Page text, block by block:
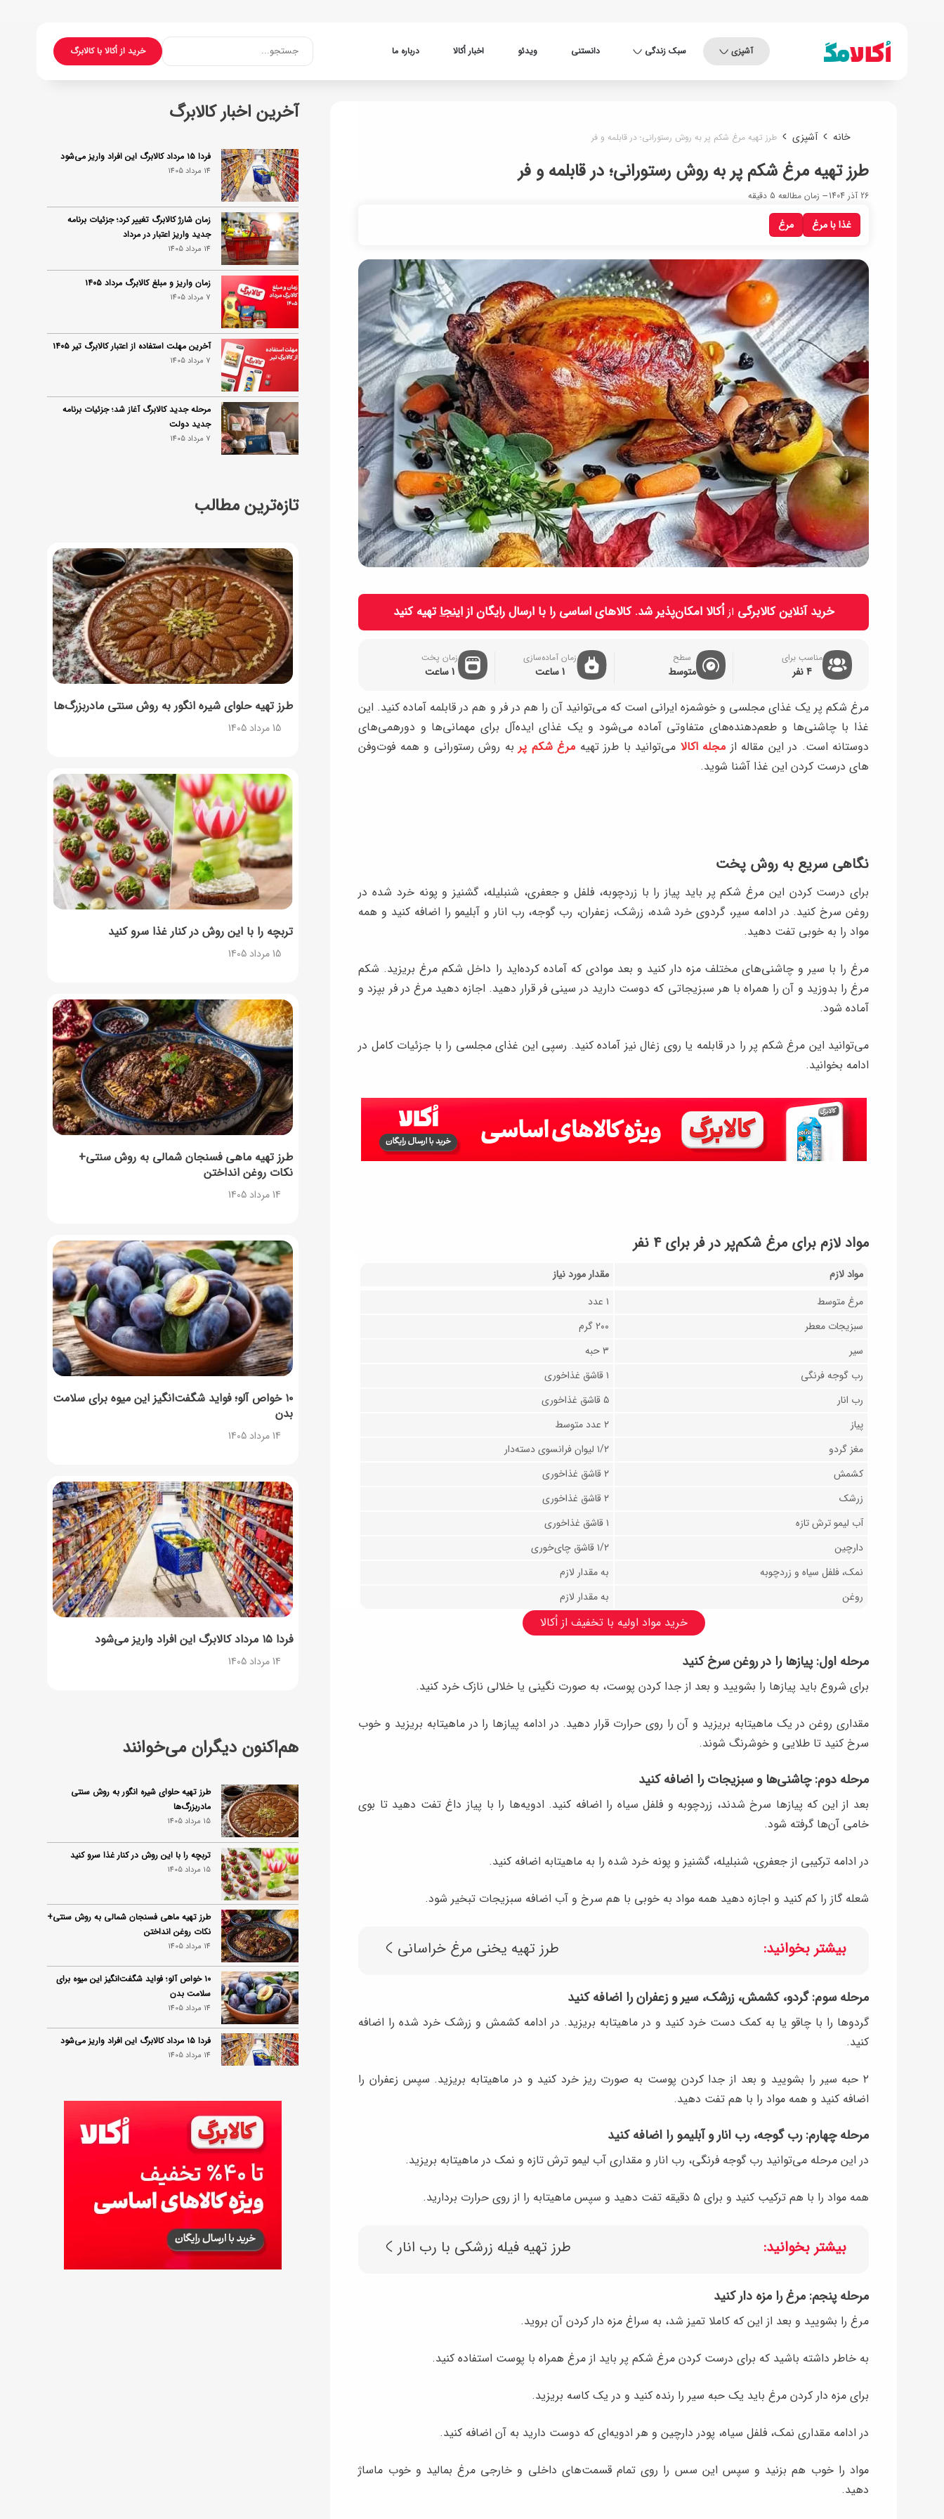
آشپزی سبک زندگی دانستنی ویدئو اخبار اُکالا درباره ما خرید از اُکالا با کالابرگجستجو...
خانه آشپزی طرز تهیه مرغ شکم پر به روش رستورانی؛ در قابلمه و فر
غذا با مرغ مرغ
طرز تهیه مرغ شکم پر به روش رستورانی؛ در قابلمه و فر
26 آذر 1404 زمان مطالعه 5 دقیقه
خرید آنلاین کالابرگی ازاُکالا امکان‌پذیر شد. کالاهای اساسی را با ارسال رایگان ازاینجاتهیه کنید
مناسب برای
4 نفر
سطح
متوسط
زمان آماده‌سازی
1 ساعت
زمان پخت
1 ساعت
مرغ شکم پر یک غذای مجلسی و خوشمزه ایرانی است که می‌توانید آن را هم در فر و هم در قابلمه آماده کنید. این
غذا با چاشنی‌ها و طعم‌دهنده‌های متفاوتی آماده می‌شود و یک غذای ایده‌آل برای مهمانی‌ها و دورهمی‌های
دوستانه است. در این مقاله از مجله اکالا می‌توانید با طرز تهیه مرغ شکم پربه روش رستورانی و همه فوت‌وفن‌
های درست کردن این غذا آشنا شوید.
نگاهی سریع به روش پخت
برای درست کردن این مرغ شکم پر باید پیاز را با زردچوبه، فلفل و جعفری، شنبلیله، گشنیز و پونه خرد شده در
روغن سرخ کنید. در ادامه سیر، گردوی خرد شده، زرشک، زعفران، رب گوجه، رب انار و آبلیمو را اضافه کنید و همه
مواد را به خوبی تفت دهید.
مرغ را با سیر و چاشنی‌های مختلف مزه دار کنید و بعد موادی که آماده کرده‌اید را داخل شکم مرغ بریزید. شکم
مرغ را بدوزید و آن را همراه با هر سبزیجاتی که دوست دارید در سینی فر قرار دهید. اجازه دهید مرغ در فر بپزد و
آماده شود.
می‌توانید این مرغ شکم پر را در قابلمه یا روی زغال نیز آماده کنید. رسپی این غذای مجلسی را با جزئیات کامل در
ادامه بخوانید.
مواد لازم برای مرغ شکم‌پر در فر برای ۴ نفر
مواد لازم
مقدار مورد نیاز
مرغ متوسط
۱ عدد
سبزیجات معطر
۲۰۰ گرم
سیر
۳ حبه
رب گوجه فرنگی
۱ قاشق غذاخوری
رب انار
۵ قاشق غذاخوری
پیاز
۲ عدد متوسط
مغز گردو
۱/۲ لیوان فرانسوی دسته‌دار
کشمش
۲ قاشق غذاخوری
زرشک
۲ قاشق غذاخوری
آب لیمو ترش تازه
۱ قاشق غذاخوری
دارچین
۱/۲ قاشق چای‌خوری
نمک، فلفل سیاه و زردچوبه
به مقدار لازم
روغن
به مقدار لازم
خرید مواد اولیه با تخفیف از اُکالا
مرحله اول: پیازها را در روغن سرخ کنید
برای شروع باید پیازها را بشویید و بعد از جدا کردن پوست، به صورت نگینی یا خلالی نازک خرد کنید.
مقداری روغن در یک ماهیتابه بریزید و آن را روی حرارت قرار دهید. در ادامه پیازها را در ماهیتابه بریزید و خوب
سرخ کنید تا طلایی و خوشرنگ شوند.
مرحله دوم: چاشنی‌ها و سبزیجات را اضافه کنید
بعد از این که پیازها سرخ شدند، زردچوبه و فلفل سیاه را اضافه کنید. ادویه‌ها را با پیاز داغ تفت دهید تا بوی
خامی آن‌ها گرفته شود.
در ادامه ترکیبی از جعفری، شنبلیله، گشنیز و پونه خرد شده را به ماهیتابه اضافه کنید.
شعله گاز را کم کنید و اجازه دهید همه مواد به خوبی با هم سرخ و آب اضافه سبزیجات تبخیر شود.
بیشتر بخوانید: طرز تهیه یخنی مرغ خراسانی
مرحله سوم: گردو، کشمش، زرشک، سیر و زعفران را اضافه کنید
گردوها را با چاقو یا به کمک دست خرد کنید و در ماهیتابه بریزید. در ادامه کشمش و زرشک خرد شده را اضافه
کنید.
۲ حبه سیر را بشویید و بعد از جدا کردن پوست به صورت ریز خرد کنید و در ماهیتابه بریزید. سپس زعفران را
اضافه کنید و همه مواد را با هم تفت دهید.
مرحله چهارم: رب گوجه، رب انار و آبلیمو را اضافه کنید
در این مرحله می‌توانید رب گوجه فرنگی، رب انار و مقداری آب لیمو ترش تازه و نمک در ماهیتابه بریزید.
همه مواد را با هم ترکیب کنید و برای ۵ دقیقه تفت دهید و سپس ماهیتابه را از روی حرارت بردارید.
بیشتر بخوانید: طرز تهیه فیله زرشکی با رب انار
مرحله پنجم: مرغ را مزه دار کنید
مرغ را بشویید و بعد از این که کاملا تمیز شد، به سراغ مزه دار کردن آن بروید.
به خاطر داشته باشید که برای درست کردن مرغ شکم پر باید از مرغ همراه با پوست استفاده کنید.
برای مزه دار کردن مرغ باید یک حبه سیر را رنده کنید و در یک کاسه بریزید.
در ادامه مقداری نمک، فلفل سیاه، پودر دارچین و هر ادویه‌ای که دوست دارید به آن اضافه کنید.
مواد را خوب هم بزنید و سپس این سس را روی تمام قسمت‌های داخلی و خارجی مرغ بمالید و خوب ماساژ
دهید.
آخرین اخبار کالابرگ
فردا ۱۵ مرداد کالابرگ این افراد واریز می‌شود
14 مرداد 1405
زمان شارژ کالابرگ تغییر کرد؛ جزئیات برنامه
جدید واریز اعتبار در مرداد
14 مرداد 1405
زمان واریز و مبلغ کالابرگ مرداد ۱۴۰۵
7 مرداد 1405
آخرین مهلت استفاده از اعتبار کالابرگ تیر ۱۴۰۵
7 مرداد 1405
مرحله جدید کالابرگ آغاز شد؛ جزئیات برنامه
جدید دولت
7 مرداد 1405
تازه‌ترین مطالب
طرز تهیه حلوای شیره انگور به روش سنتی مادربزرگ‌ها
15 مرداد 1405
تربچه را با این روش در کنار غذا سرو کنید
15 مرداد 1405
طرز تهیه ماهی فسنجان شمالی به روش سنتی+
نکات روغن انداختن
14 مرداد 1405
۱۰ خواص آلو؛ فواید شگفت‌انگیز این میوه برای سلامت
بدن
14 مرداد 1405
فردا ۱۵ مرداد کالابرگ این افراد واریز می‌شود
14 مرداد 1405
هم‌اکنون دیگران می‌خوانند
طرز تهیه حلوای شیره انگور به روش سنتی
مادربزرگ‌ها
15 مرداد 1405
تربچه را با این روش در کنار غذا سرو کنید
15 مرداد 1405
طرز تهیه ماهی فسنجان شمالی به روش سنتی+
نکات روغن انداختن
14 مرداد 1405
۱۰ خواص آلو؛ فواید شگفت‌انگیز این میوه برای
سلامت بدن
14 مرداد 1405
فردا ۱۵ مرداد کالابرگ این افراد واریز می‌شود
14 مرداد 1405
زمان شارژ کالابرگ تغییر کرد؛ جزئیات برنامه
جدید واریز اعتبار در مرداد
14 مرداد 1405
توصیه‌های مهم برای دفع انواع حشرات در خانه
14 مرداد 1405
طرز تهیه آلبالو شور خانگی؛ خوش‌رنگ و بدون
کپک
14 مرداد 1405